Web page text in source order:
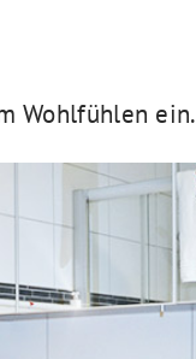
Wohlfühlen ein.